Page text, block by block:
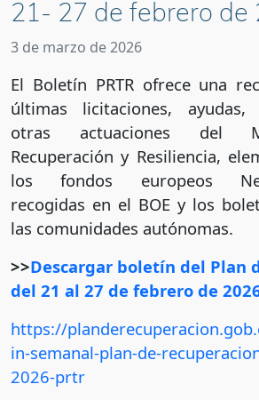
21- 27 de febrero de
3 de marzo de 2026
El Boletín PRTR ofrece una
últimas licitaciones, ayudas,
otras actuaciones del
Recuperación y Resiliencia,
los fondos europeos
recogidas en el BOE y los
las comunidades autónomas.
>>Descargar boletín del Plan
del 21 al 27 de febrero de
https://
in-semanal-plan-de-
2026-prtr